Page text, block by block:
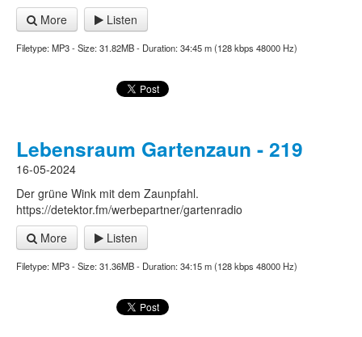
More
Listen
Filetype: MP3 - Size: 31.82MB - Duration: 34:45 m (128 kbps 48000 Hz)
Lebensraum Gartenzaun - 219
16-05-2024
Der grüne Wink mit dem Zaunpfahl.
https://detektor.fm/werbepartner/gartenradio
More
Listen
Filetype: MP3 - Size: 31.36MB - Duration: 34:15 m (128 kbps 48000 Hz)